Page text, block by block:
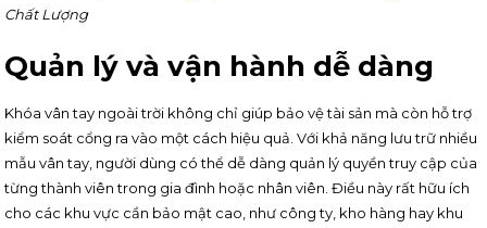
Chất Lượng
Quản lý và vận hành dễ dàng
Khóa vân tay ngoài trời không chỉ giúp bảo vệ tài sản mà còn hỗ trợ
kiểm soát cổng ra vào một cách hiệu quả. Với khả năng lưu trữ nhiều
mẫu vân tay, người dùng có thể dễ dàng quản lý quyền truy cập của
từng thành viên trong gia đình hoặc nhân viên. Điều này rất hữu ích
cho các khu vực cần bảo mật cao, như công ty, kho hàng hay khu